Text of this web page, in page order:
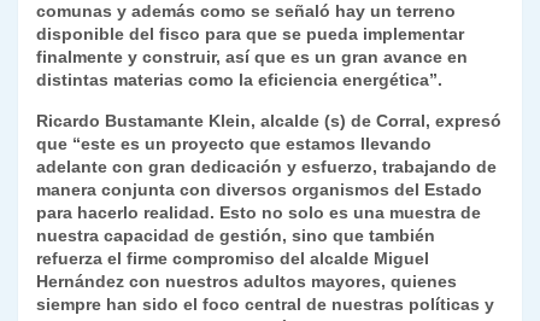
comunas y además como se señaló hay un terreno
disponible del fisco para que se pueda implementar
finalmente y construir, así que es un gran avance en
distintas materias como la eficiencia energética”.
Ricardo Bustamante Klein, alcalde (s) de Corral, expresó
que “este es un proyecto que estamos llevando
adelante con gran dedicación y esfuerzo, trabajando de
manera conjunta con diversos organismos del Estado
para hacerlo realidad. Esto no solo es una muestra de
nuestra capacidad de gestión, sino que también
refuerza el firme compromiso del alcalde Miguel
Hernández con nuestros adultos mayores, quienes
siempre han sido el foco central de nuestras políticas y